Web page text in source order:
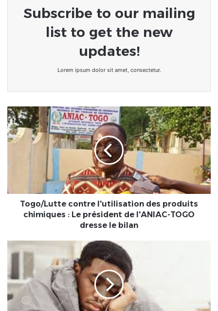
Subscribe to our mailing
list to get the new
updates!
Lorem ipsum dolor sit amet, consectetur.
Togo/Lutte
contre
l'utilisation
des
chimiques
:
président
l'ANIAC-
bilan
Togo/Lutte contre l'utilisation des produits
chimiques : Le président de l'ANIAC-TOGO
dresse le bilan
grippe
saisonnière
sévit
actuellement